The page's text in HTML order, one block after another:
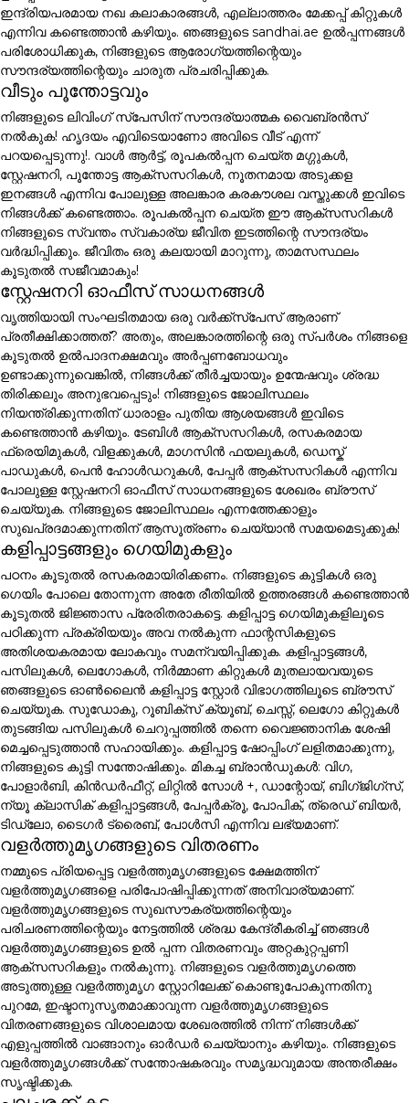
ഇന്ദ്രിയപരമായ നഖ കലാകാരങ്ങൾ, എല്ലാത്തരം മേക്കപ്പ് കിറ്റുകൾ
എന്നിവ കണ്ടെത്താൻ കഴിയും. ഞങ്ങളുടെ sandhai.ae ഉൽപ്പന്നങ്ങൾ
പരിശോധിക്കുക, നിങ്ങളുടെ ആരോഗ്യത്തിന്റെയും
സൗന്ദര്യത്തിന്റെയും ചാരുത പ്രചരിപ്പിക്കുക.
വീടും പൂന്തോട്ടവും
നിങ്ങളുടെ ലിവിംഗ് സ്പേസിന് സൗന്ദര്യാത്മക വൈബ്രൻസ്
നൽകുക! ഹൃദയം എവിടെയാണോ അവിടെ വീട് എന്ന്
പറയപ്പെടുന്നു!. വാൾ ആർട്ട്, രൂപകൽപ്പന ചെയ്ത മഗ്ഗുകൾ,
സ്റ്റേഷനറി, പൂന്തോട്ട ആക്സസറികൾ, നൂതനമായ അടുക്കള
ഇനങ്ങൾ എന്നിവ പോലുള്ള അലങ്കാര കരകൗശല വസ്തുക്കൾ ഇവിടെ
നിങ്ങൾക്ക് കണ്ടെത്താം. രൂപകൽപ്പന ചെയ്ത ഈ ആക്സസറികൾ
നിങ്ങളുടെ സ്വന്തം സ്വകാര്യ ജീവിത ഇടത്തിന്റെ സൗന്ദര്യം
വർദ്ധിപ്പിക്കും. ജീവിതം ഒരു കലയായി മാറുന്നു, താമസസ്ഥലം
കൂടുതൽ സജീവമാകും!
സ്റ്റേഷനറി ഓഫീസ് സാധനങ്ങൾ
വൃത്തിയായി സംഘടിതമായ ഒരു വർക്ക്സ്പേസ് ആരാണ്
പ്രതീക്ഷിക്കാത്തത്? അതും, അലങ്കാരത്തിന്റെ ഒരു സ്പർശം നിങ്ങളെ
കൂടുതൽ ഉൽപാദനക്ഷമവും അർപ്പണബോധവും
ഉണ്ടാക്കുന്നുവെങ്കിൽ, നിങ്ങൾക്ക് തീർച്ചയായും ഉന്മേഷവും ശ്രദ്ധ
തിരിക്കലും അനുഭവപ്പെടും! നിങ്ങളുടെ ജോലിസ്ഥലം
നിയന്ത്രിക്കുന്നതിന് ധാരാളം പുതിയ ആശയങ്ങൾ ഇവിടെ
കണ്ടെത്താൻ കഴിയും. ടേബിൾ ആക്സസറികൾ, രസകരമായ
ഫ്രെയിമുകൾ, വിളക്കുകൾ, മാഗസിൻ ഫയലുകൾ, ഡെസ്ക്
പാഡുകൾ, പെൻ ഹോൾഡറുകൾ, പേപ്പർ ആക്സസറികൾ എന്നിവ
പോലുള്ള സ്റ്റേഷനറി ഓഫീസ് സാധനങ്ങളുടെ ശേഖരം ബ്രൗസ്
ചെയ്യുക. നിങ്ങളുടെ ജോലിസ്ഥലം എന്നത്തേക്കാളും
സുഖപ്രദമാക്കുന്നതിന് ആസൂത്രണം ചെയ്യാൻ സമയമെടുക്കുക!
കളിപ്പാട്ടങ്ങളും ഗെയിമുകളും
പഠനം കൂടുതൽ രസകരമായിരിക്കണം. നിങ്ങളുടെ കുട്ടികൾ ഒരു
ഗെയിം പോലെ തോന്നുന്ന അതേ രീതിയിൽ ഉത്തരങ്ങൾ കണ്ടെത്താൻ
കൂടുതൽ ജിജ്ഞാസ പ്രേരിതരാകട്ടെ. കളിപ്പാട്ട ഗെയിമുകളിലൂടെ
പഠിക്കുന്ന പ്രക്രിയയും അവ നൽകുന്ന ഫാന്റസികളുടെ
അതിശയകരമായ ലോകവും സമന്വയിപ്പിക്കുക. കളിപ്പാട്ടങ്ങൾ,
പസിലുകൾ, ലെഗോകൾ, നിർമ്മാണ കിറ്റുകൾ മുതലായവയുടെ
ഞങ്ങളുടെ ഓൺലൈൻ കളിപ്പാട്ട സ്റ്റോർ വിഭാഗത്തിലൂടെ ബ്രൗസ്
ചെയ്യുക. സുഡോകു, റൂബിക്സ് ക്യൂബ്, ചെസ്സ്, ലെഗോ കിറ്റുകൾ
തുടങ്ങിയ പസിലുകൾ ചെറുപ്പത്തിൽ തന്നെ വൈജ്ഞാനിക ശേഷി
മെച്ചപ്പെടുത്താൻ സഹായിക്കും. കളിപ്പാട്ട ഷോപ്പിംഗ് ലളിതമാക്കുന്നു,
നിങ്ങളുടെ കുട്ടി സന്തോഷിക്കും. മികച്ച ബ്രാൻഡുകൾ: വിഗ,
പോളാർബി, കിൻഡർഫീറ്റ്, ലിറ്റിൽ സോൾ +, ഡാന്റോയ്, ബിഗ്ജിഗ്സ്,
ന്യൂ ക്ലാസിക് കളിപ്പാട്ടങ്ങൾ, പേപ്പർക്രൂ, പോപിക്, ത്രെഡ് ബിയർ,
ടിഡ്ലോ, ടൈഗർ ട്രൈബ്, പോൾസി എന്നിവ ലഭ്യമാണ്.
വളർത്തുമൃഗങ്ങളുടെ വിതരണം
നമ്മുടെ പ്രിയപ്പെട്ട വളർത്തുമൃഗങ്ങളുടെ ക്ഷേമത്തിന്
വളർത്തുമൃഗങ്ങളെ പരിപോഷിപ്പിക്കുന്നത് അനിവാര്യമാണ്.
വളർത്തുമൃഗങ്ങളുടെ സുഖസൗകര്യത്തിന്റെയും
പരിചരണത്തിന്റെയും നേട്ടത്തിൽ ശ്രദ്ധ കേന്ദ്രീകരിച്ച് ഞങ്ങൾ
വളർത്തുമൃഗങ്ങളുടെ ഉൽ പ്പന്ന വിതരണവും അറ്റകുറ്റപ്പണി
ആക്സസറികളും നൽകുന്നു. നിങ്ങളുടെ വളർത്തുമൃഗത്തെ
അടുത്തുള്ള വളർത്തുമൃഗ സ്റ്റോറിലേക്ക് കൊണ്ടുപോകുന്നതിനു
പുറമേ, ഇഷ്ടാനുസൃതമാക്കാവുന്ന വളർത്തുമൃഗങ്ങളുടെ
വിതരണങ്ങളുടെ വിശാലമായ ശേഖരത്തിൽ നിന്ന് നിങ്ങൾക്ക്
എളുപ്പത്തിൽ വാങ്ങാനും ഓർഡർ ചെയ്യാനും കഴിയും. നിങ്ങളുടെ
വളർത്തുമൃഗങ്ങൾക്ക് സന്തോഷകരവും സമൃദ്ധവുമായ അന്തരീക്ഷം
സൃഷ്ടിക്കുക.